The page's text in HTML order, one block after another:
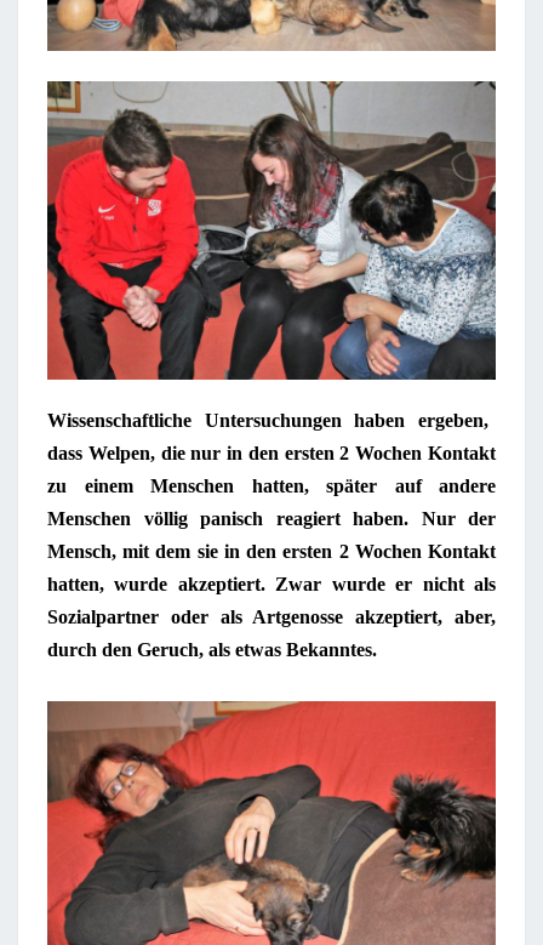
Wissenschaftliche Untersuchungen haben ergeben,
dass Welpen, die nur in den ersten 2 Wochen Kontakt
zu einem Menschen hatten, später auf andere
Menschen völlig panisch reagiert haben. Nur der
Mensch, mit dem sie in den ersten 2 Wochen Kontakt
hatten, wurde akzeptiert. Zwar wurde er nicht als
Sozialpartner oder als Artgenosse akzeptiert, aber,
durch den Geruch, als etwas Bekanntes.